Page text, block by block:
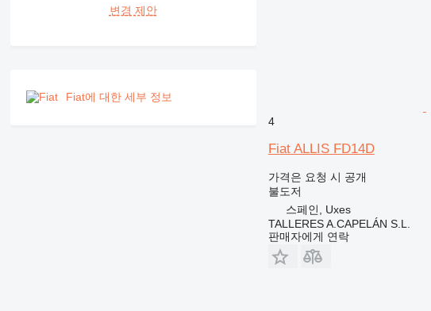
변경 제안
Fiat에 대한 세부 정보
4
Fiat ALLIS FD14D
가격은 요청 시 공개
불도저
스페인, Uxes
TALLERES A.CAPELÁN S.L.
판매자에게 연락